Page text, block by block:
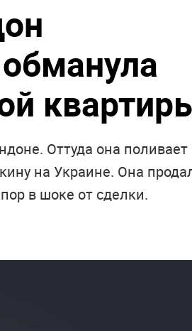
Оттуда она поливает
на Украине. Она
в шоке от сделки.